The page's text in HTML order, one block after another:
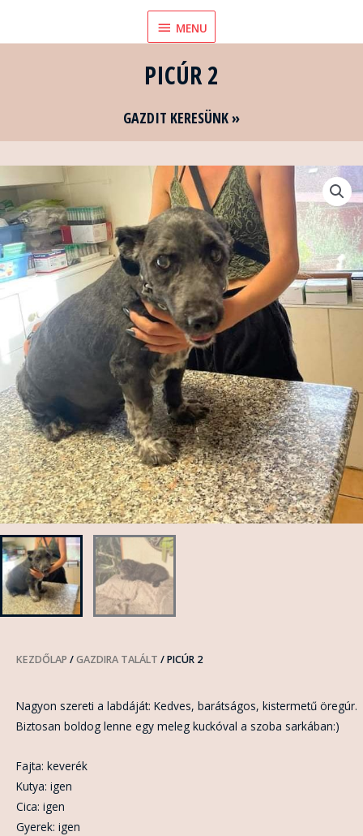
MENU
MENU
PICÚR 2
GAZDIT KERESÜNK »
KEZDŐLAP /GAZDIRA TALÁLT / PICÚR 2
Nagyon szereti a labdáját: Kedves, barátságos, kistermetű öregúr.
Biztosan boldog lenne egy meleg kuckóval a szoba sarkában:)
Fajta: keverék
Kutya: igen
Cica: igen
Gyerek: igen